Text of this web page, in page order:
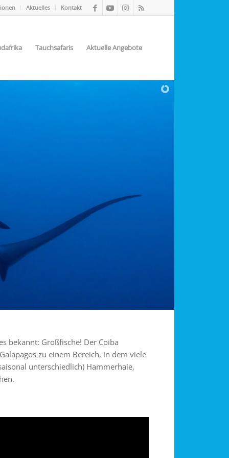
Aktuelles Kontakt
Tauchsafaris Aktuelle Angebote
bekannt: Großfische! Der Coiba
zu einem Bereich, in dem viele
unterschiedlich) Hammerhaie,